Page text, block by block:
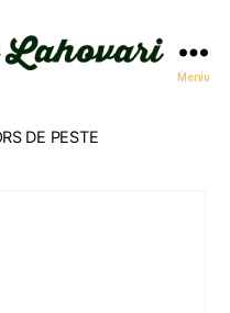
Meniu
DE PESTE